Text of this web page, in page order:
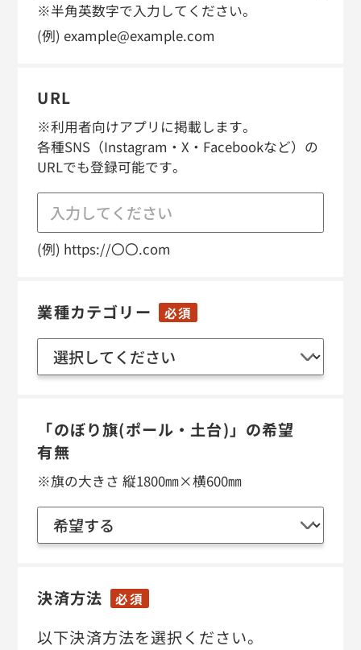
※半角英数字で入力してください。
(例) example@example.com
URL
※利用者向けアプリに掲載します。
各種SNS（Instagram・X・Facebookなど）の
URLでも登録可能です。
(例) https://〇〇.com
業種カテゴリー 必須
「のぼり旗(ポール・土台)」の希望
有無
※旗の大きさ 縦1800㎜×横600㎜
決済方法 必須
以下決済方法を選択ください。